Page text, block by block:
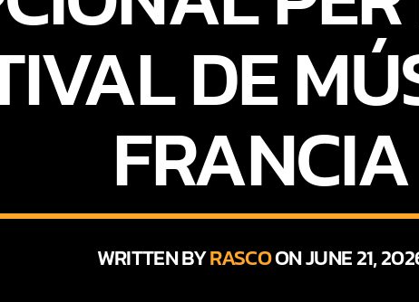
DE
FRANCIA
WRITTEN BYRASCOON JUNE 21,